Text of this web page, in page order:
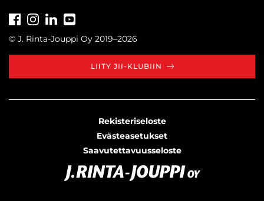
FacebookInstagram
LinkedIn
© J. Rinta-Jouppi Oy 2019–2026
LIITY JII-KLUBIIN
Rekisteriseloste
Evästeasetukset
Saavutettavuusseloste